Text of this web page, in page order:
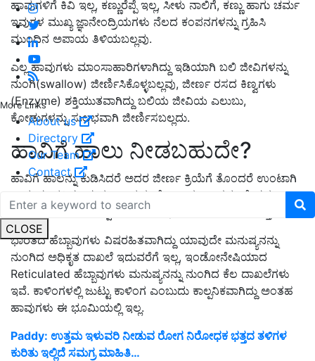
More Links
About us
Directory
Our Team
Contact
CLOSE
ಹಾವುಗಳಿಗೆ ಕಿವಿ ಇಲ್ಲ, ಕಣ್ಣುರೆಪ್ಪೆ ಇಲ್ಲ, ಸೀಳು ನಾಲಿಗೆ, ಕಣ್ಣು ಹಾಗು ಚರ್ಮ
ಇವುಗಳ ಮುಖ್ಯ ಜ್ಞಾನೇಂದ್ರಿಯಗಳು ನೆಲದ ಕಂಪನಗಳನ್ನು ಗ್ರಹಿಸಿ
ಮುಂದಿನ ಅಪಾಯ ತಿಳಿಯಬಲ್ಲವು.
ಎಲ್ಲ ಹಾವುಗಳು ಮಾಂಸಾಹಾರಿಗಳಾಗಿದ್ದು ಇಡಿಯಾಗಿ ಬಲಿ ಜೀವಿಗಳನ್ನು
ನುಂಗಿ(swallow) ಜೀರ್ಣಿಸಿಕೊಳ್ಳಬಲ್ಲವು, ಜೀರ್ಣ ರಸದ ಕಿಣ್ವಗಳು
(Enzyme) ಶಕ್ತಿಯುತವಾಗಿದ್ದು ಬಲಿಯ ಜೀವಿಯ ಎಲುಬು,
ಕೋಡುಗಳನ್ನು ಸುಲಭವಾಗಿ ಜೀರ್ಣಿಸಬಲ್ಲದು.
ಹಾವಿಗೆ ಹಾಲು ನೀಡಬಹುದೇ?
ಹಾವಿಗೆ ಹಾಲನ್ನು ಕುಡಿಸಿದರೆ ಅದರ ಜೀರ್ಣ ಕ್ರಿಯೆಗೆ ತೊಂದರೆ ಉಂಟಾಗಿ
ಸಾವು ಸಂಭವಿಸಬಹುದು. ಹಾವುಗಳಿಗೆ ಕಾಲುಗಳಿಲ್ಲ, ತಮ್ಮ ದೇಹದ
ಪಕ್ಕೆಲುಬು ಹಾಗೂ ಹೊಟ್ಟೆ ಅಡಿಯ Belly scale ಬಳಸಿ ಚಲಿಸುತ್ತವೆ.
ಭಾರತದ ಹೆಬ್ಬಾವುಗಳು ವಿಷರಹಿತವಾಗಿದ್ದು ಯಾವುದೇ ಮನುಷ್ಯನನ್ನು
ನುಂಗಿದ ಅಧಿಕೃತ ದಾಖಲೆ ಇದುವರೆಗೆ ಇಲ್ಲ, ಇಂಡೋನೇಷಿಯಾದ
Reticulated ಹೆಬ್ಬಾವುಗಳು ಮನುಷ್ಯನನ್ನು ನುಂಗಿದ ಕೆಲ ದಾಖಲೆಗಳು
ಇವೆ. ಕಾಳಿಂಗಳಲ್ಲಿ ಜುಟ್ಟು ಕಾಳಿಂಗ ಎಂಬುದು ಕಾಲ್ಪನಿಕವಾಗಿದ್ದು ಅಂತಹ
ಹಾವುಗಳು ಈ ಭೂಮಿಯಲ್ಲಿ ಇಲ್ಲ.
Paddy: ಉತ್ತಮ ಇಳುವರಿ ನೀಡುವ ರೋಗ ನಿರೋಧಕ ಭತ್ತದ ತಳಿಗಳ
ಕುರಿತು ಇಲ್ಲಿದೆ ಸಮಗ್ರ ಮಾಹಿತಿ…